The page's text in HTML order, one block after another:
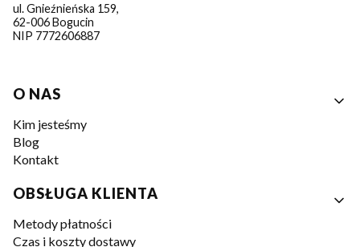
ul. Gnieźnieńska 159,
62-006 Bogucin
NIP 7772606887
Linki w stopce
O NAS
Kim jesteśmy
Blog
Kontakt
OBSŁUGA KLIENTA
Metody płatności
Czas i koszty dostawy